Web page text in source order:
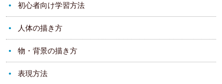
初心者向け学習方法
人体の描き方
物・背景の描き方
表現方法